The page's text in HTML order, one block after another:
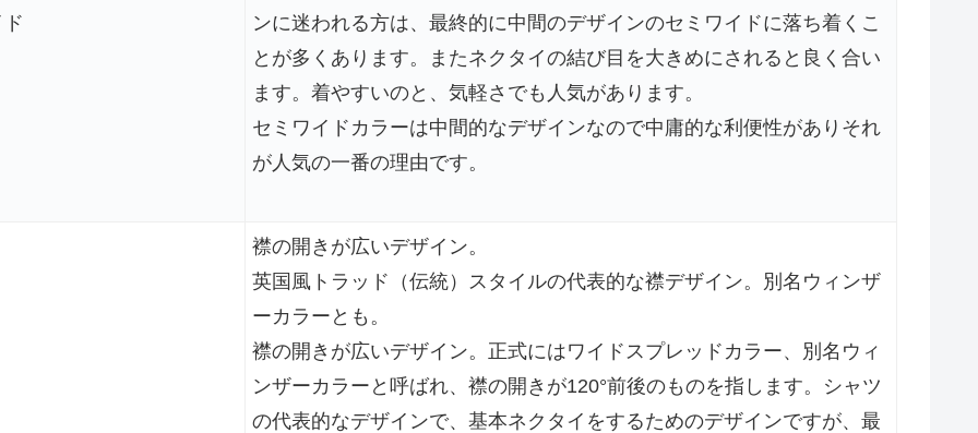
ンに迷われる方は、最終的に中間のデザインのセミワイドに落ち着くこ
とが多くあります。またネクタイの結び目を大きめにされると良く合い
ます。着やすいのと、気軽さでも人気があります。
セミワイドカラーは中間的なデザインなので中庸的な利便性がありそれ
が人気の一番の理由です。
襟の開きが広いデザイン。
英国風トラッド（伝統）スタイルの代表的な襟デザイン。別名ウィンザ
ーカラーとも。
襟の開きが広いデザイン。正式にはワイドスプレッドカラー、別名ウィ
ンザーカラーと呼ばれ、襟の開きが120°前後のものを指します。シャツ
の代表的なデザインで、基本ネクタイをするためのデザインですが、最